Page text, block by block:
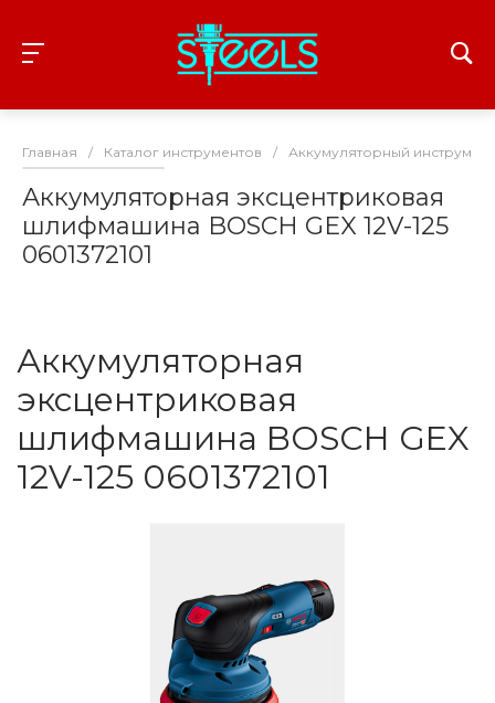
Главная / Каталог инструментов / Аккумуляторный инструмент
Аккумуляторная эксцентриковая
шлифмашина BOSCH GEX 12V-125
0601372101
Аккумуляторная
эксцентриковая
шлифмашина BOSCH GEX
12V-125 0601372101